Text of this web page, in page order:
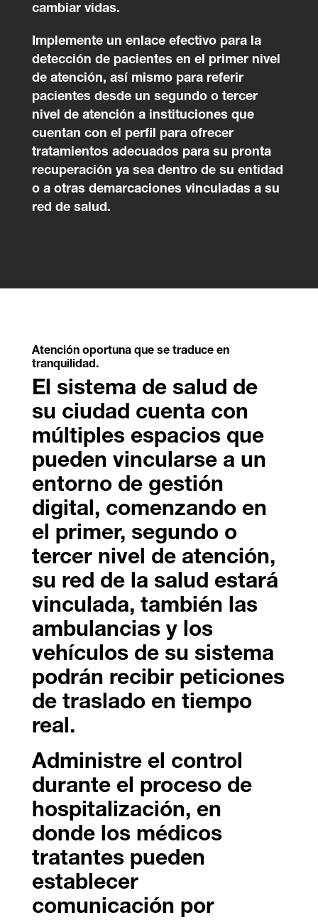
cambiar vidas.
Implemente un enlace efectivo para la
detección de pacientes en el primer nivel
de atención, así mismo para referir
pacientes desde un segundo o tercer
nivel de atención a instituciones que
cuentan con el perfil para ofrecer
tratamientos adecuados para su pronta
recuperación ya sea dentro de su entidad
o a otras demarcaciones vinculadas a su
red de salud.
Atención oportuna que se traduce en
tranquilidad.
El sistema de salud de
su ciudad cuenta con
múltiples espacios que
pueden vincularse a un
entorno de gestión
digital, comenzando en
el primer, segundo o
tercer nivel de atención,
su red de la salud estará
vinculada, también las
ambulancias y los
vehículos de su sistema
podrán recibir peticiones
de traslado en tiempo
real.
Administre el control
durante el proceso de
hospitalización, en
donde los médicos
tratantes pueden
establecer
comunicación por